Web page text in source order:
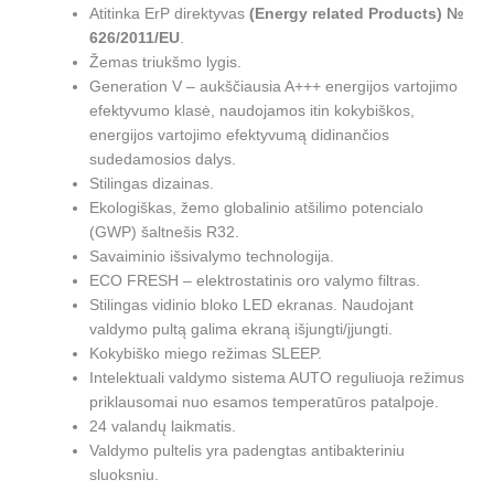
Atitinka ErP direktyvas(Energy related Products) №
626/2011/EU.
Žemas triukšmo lygis.
Generation V – aukščiausia A+++ energijos vartojimo
efektyvumo klasė, naudojamos itin kokybiškos,
energijos vartojimo efektyvumą didinančios
sudedamosios dalys.
Stilingas dizainas.
Ekologiškas, žemo globalinio atšilimo potencialo
(GWP) šaltnešis R32.
Savaiminio išsivalymo technologija.
ECO FRESH – elektrostatinis oro valymo filtras.
Stilingas vidinio bloko LED ekranas. Naudojant
valdymo pultą galima ekraną išjungti/įjungti.
Kokybiško miego režimas SLEEP.
Intelektuali valdymo sistema AUTO reguliuoja režimus
priklausomai nuo esamos temperatūros patalpoje.
24 valandų laikmatis.
Valdymo pultelis yra padengtas antibakteriniu
sluoksniu.